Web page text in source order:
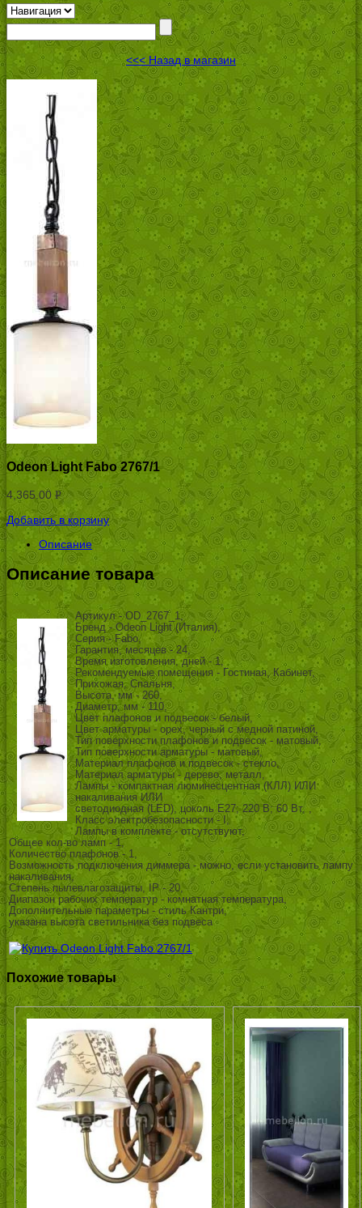
<<< Назад в магазин
Odeon Light Fabo 2767/1
4,365.00 Р
УБ.
Добавить в корзину
Описание
Описание товара
Артикул - OD_2767_1,
Бренд - Odeon Light (Италия),
Серия - Fabo,
Гарантия, месяцев - 24,
Время изготовления, дней - 1,
Рекомендуемые помещения - Гостиная, Кабинет,
Прихожая, Спальня,
Высота, мм - 260,
Диаметр, мм - 110,
Цвет плафонов и подвесок - белый,
Цвет арматуры - орех, черный с медной патиной,
Тип поверхности плафонов и подвесок - матовый,
Тип поверхности арматуры - матовый,
Материал плафонов и подвесок - стекло,
Материал арматуры - дерево, металл,
Лампы - компактная люминесцентная (КЛЛ) ИЛИ
накаливания ИЛИ
светодиодная (LED), цоколь E27; 220 В; 60 Вт, ,
Класс электробезопасности - I,
Лампы в комплекте - отсутствуют,
Общее кол-во ламп - 1,
Количество плафонов - 1,
Возможность подключения диммера - можно, если установить лампу
накаливания,
Степень пылевлагозащиты, IP - 20,
Диапазон рабочих температур - комнатная температура,
Дополнительные параметры - стиль Кантри,
указана высота светильника без подвеса
Похожие товары